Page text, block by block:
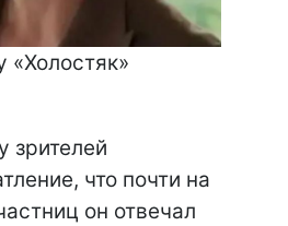
зрителей
что почти на
он отвечал